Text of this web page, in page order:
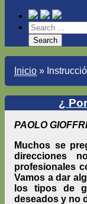
Inicio »
¿
PAOLO
Muchos se
direcciones
profesionales
Vamos a dar
los tipos de
deseados y no